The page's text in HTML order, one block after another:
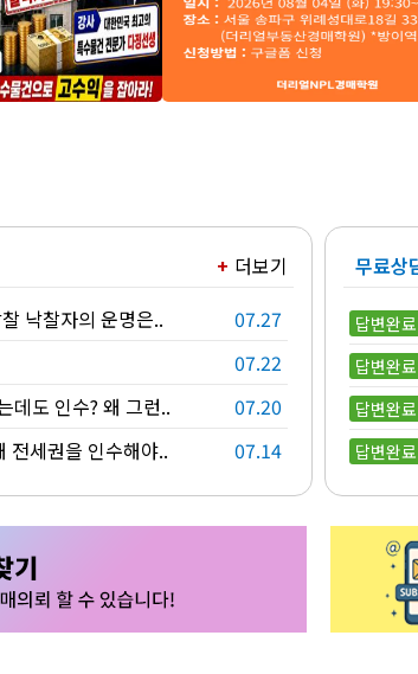
더보기
낙찰자의 운명은.. 07.27
07.22
데도 인수? 왜 그런.. 07.20
전세권을 인수해야.. 07.14
무료상
답변완료
답변완료
답변완료
답변완료